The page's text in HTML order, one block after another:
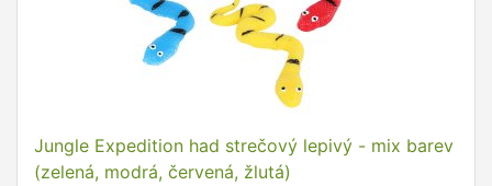
Jungle Expedition had strečový lepivý - mix barev
(zelená, modrá, červená, žlutá)